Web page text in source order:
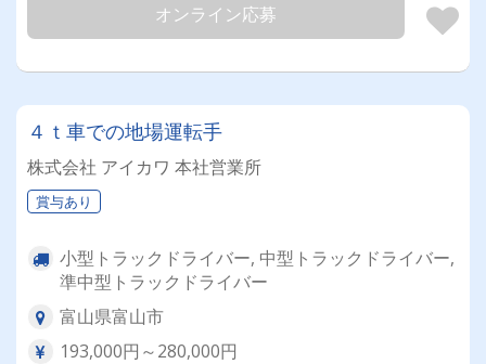
オンライン応募
４ｔ車での地場運転手
株式会社 アイカワ 本社営業所
賞与あり
小型トラックドライバー, 中型トラックドライバー,
準中型トラックドライバー
富山県富山市
193,000円～280,000円